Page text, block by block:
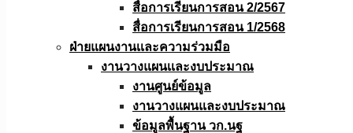
สื่อการเรียนการสอน 2/2567
สื่อการเรียนการสอน 1/2568
ฝ่ายแผนงานเเละความร่วมมือ
งานวางแผนเเละงบประมาณ
งานศูนย์ข้อมูล
งานวางแผนและงบประมาณ
ข้อมูลพื้นฐาน วก.นฐ